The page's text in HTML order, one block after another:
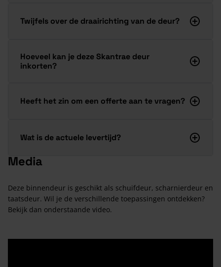
Twijfels over de draairichting van de deur?
Hoeveel kan je deze Skantrae deur
inkorten?
Heeft het zin om een offerte aan te vragen?
Wat is de actuele levertijd?
Media
Deze binnendeur is geschikt als schuifdeur, scharnierdeur en
taatsdeur. Wil je de verschillende toepassingen ontdekken?
Bekijk dan onderstaande video.